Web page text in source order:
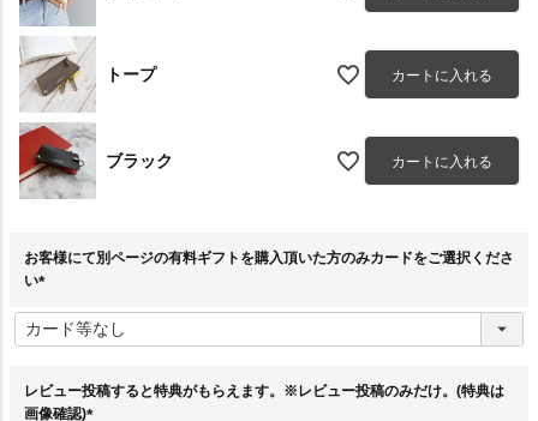
トープ カートに入れる
ブラック カートに入れる
お客様にて別ページの有料ギフトを購入頂いた方のみカードをご選択くださ
い
必
須
レビュー投稿すると特典がもらえます。※レビュー投稿のみだけ。(特典は
画像確認)